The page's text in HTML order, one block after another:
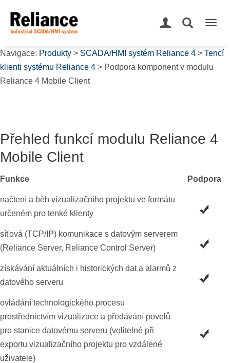
Navigace: Produkty > SCADA/HMI systém Reliance 4 > Tencí
klienti systému Reliance 4 > Podpora komponent v modulu
Reliance 4 Mobile Client
Přehled funkcí modulu Reliance 4
Mobile Client
Funkce Podpora
načtení a běh vizualizačního projektu ve formátu
určeném pro tenké klienty
síťová (TCP/IP) komunikace s datovým serverem
(Reliance Server, Reliance Control Server)
získávání aktuálních i historických dat a alarmů z
datového serveru
ovládání technologického procesu
prostřednictvím vizualizace a předávání povelů
pro stanice datovému serveru (volitelné při
exportu vizualizačního projektu pro vzdálené
uživatele)